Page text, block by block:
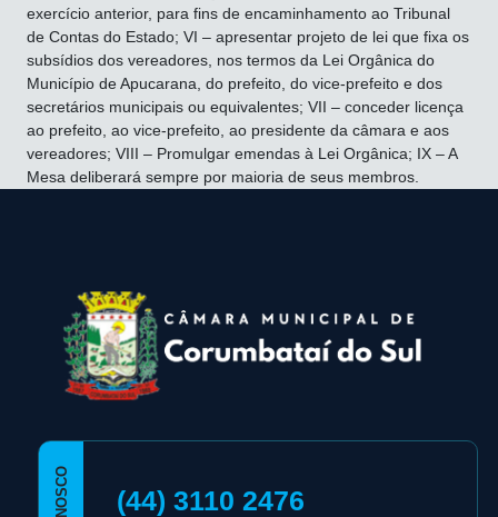
exercício anterior, para fins de encaminhamento ao Tribunal
de Contas do Estado; VI – apresentar projeto de lei que fixa os
subsídios dos vereadores, nos termos da Lei Orgânica do
Município de Apucarana, do prefeito, do vice-prefeito e dos
secretários municipais ou equivalentes; VII – conceder licença
ao prefeito, ao vice-prefeito, ao presidente da câmara e aos
vereadores; VIII – Promulgar emendas à Lei Orgânica; IX – A
Mesa deliberará sempre por maioria de seus membros.
(44) 3110 2476